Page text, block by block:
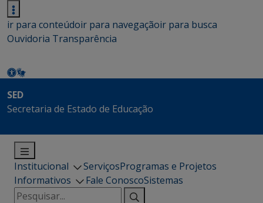
ir para conteúdoir para navegaçãoir para busca
Ouvidoria Transparência
SED
Secretaria de Estado de Educação
Institucional ServiçosProgramas e Projetos
Informativos
Fale ConoscoSistemas
Pesquisar